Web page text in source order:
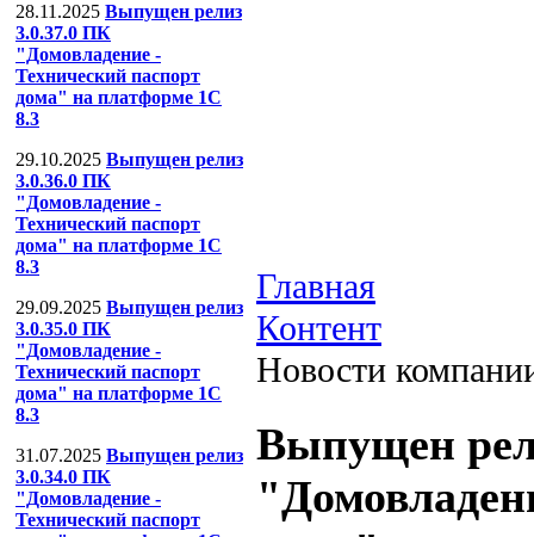
28.11.2025 Выпущен релиз
3.0.37.0 ПК
"Домовладение -
Технический паспорт
дома" на платформе 1С
8.3
29.10.2025 Выпущен релиз
3.0.36.0 ПК
"Домовладение -
Технический паспорт
дома" на платформе 1С
8.3
29.09.2025 Выпущен релиз
3.0.35.0 ПК
"Домовладение -
Технический паспорт
дома" на платформе 1С
8.3
31.07.2025 Выпущен релиз
3.0.34.0 ПК
"Домовладение -
Технический паспорт
Главная
Контент
Новости
Выпущен